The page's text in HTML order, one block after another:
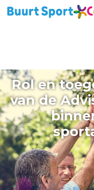
Rol en
van de